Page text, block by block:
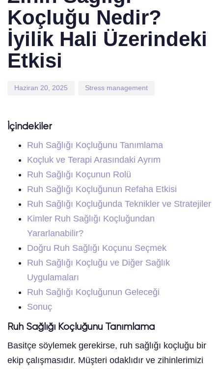
Koçluğu Nedir?
İyilik Hali Üzerindeki
Etkisi
Haziran 20, 2025 Stress management
İçindekiler
Ruh Sağlığı Koçluğunu Tanımlama
Koçluk ve Terapi Arasındaki Ayrım
Ruh Sağlığı Koçunun Rolü
Ruh Sağlığı Koçluğunun Refaha Etkisi
Ruh Sağlığı Koçluğunda Teknikler ve Stratejiler
Kimler Ruh Sağlığı Koçluğundan
Yararlanabilir?
Doğru Ruh Sağlığı Koçunu Seçmek
Ruh Sağlığı Koçluğu ve Diğer Sağlık
Uygulamaları
Ruh Sağlığı Koçluğunun Geleceği
Sonuç
Ruh Sağlığı Koçluğunu Tanımlama
Basitçe söylemek gerekirse, ruh sağlığı koçluğu bir
ekip çalışmasıdır. Müşteri odaklıdır ve zihinlerimizi